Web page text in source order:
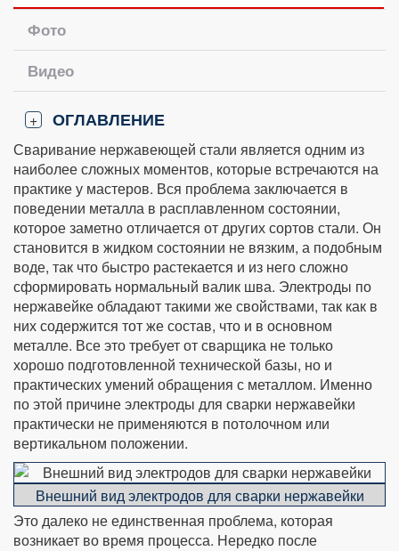
Фото
Видео
+ ОГЛАВЛЕНИЕ
Сваривание нержавеющей стали является одним из
наиболее сложных моментов, которые встречаются на
практике у мастеров. Вся проблема заключается в
поведении металла в расплавленном состоянии,
которое заметно отличается от других сортов стали. Он
становится в жидком состоянии не вязким, а подобным
воде, так что быстро растекается и из него сложно
сформировать нормальный валик шва. Электроды по
нержавейке обладают такими же свойствами, так как в
них содержится тот же состав, что и в основном
металле. Все это требует от сварщика не только
хорошо подготовленной технической базы, но и
практических умений обращения с металлом. Именно
по этой причине электроды для сварки нержавейки
практически не применяются в потолочном или
вертикальном положении.
Внешний вид электродов для сварки нержавейки
Это далеко не единственная проблема, которая
возникает во время процесса. Нередко после